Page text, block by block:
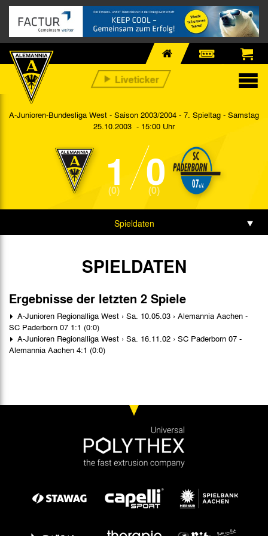
A-Junioren-Bundesliga West - Saison 2003/2004 - 7. Spieltag - Samstag
25.10.2003 - 15:00 Uhr
1
(0) 0
(0)
Spieldaten
SPIELDATEN
Ergebnisse der letzten 2 Spiele
A-Junioren Regionalliga West › Sa. 10.05.03 › Alemannia Aachen -
SC Paderborn 07 1:1 (0:0)
A-Junioren Regionalliga West › Sa. 16.11.02 › SC Paderborn 07 -
Alemannia Aachen 4:1 (0:0)